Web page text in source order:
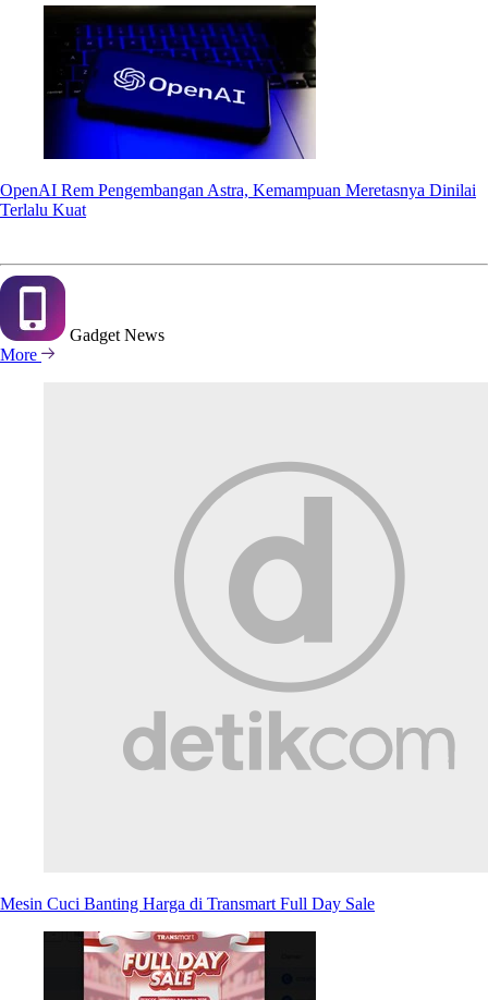
OpenAI Rem Pengembangan Astra, Kemampuan Meretasnya Dinilai
Terlalu Kuat
Gadget News
More
Mesin Cuci Banting Harga di Transmart Full Day Sale